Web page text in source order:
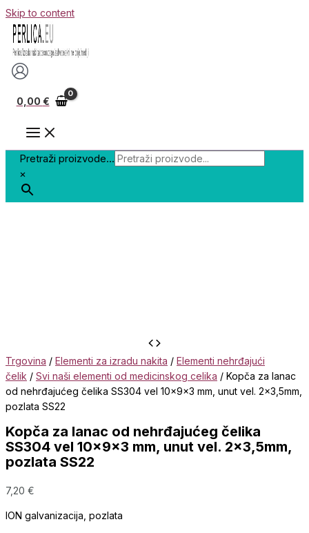
Skip to content
0,00 €
Pretraži proizvode...
×
Trgovina / Elementi za izradu nakita / Elementi nehrđajući
čelik / Svi naši elementi od medicinskog celika / Kopča za lanac
od nehrđajućeg čelika SS304 vel 10x9x3 mm, unut vel. 2×3,5mm,
pozlata SS22
Kopča za lanac od nehrđajućeg čelika
SS304 vel 10x9x3 mm, unut vel. 2×3,5mm,
pozlata SS22
7,20 €
ION galvanizacija, pozlata